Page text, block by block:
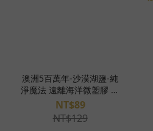
澳洲5百萬年-沙漠湖鹽-純
淨魔法 遠離海洋微塑膠 瑜
珈潔淨法 減鈉料理 350g
NT$89
NT$129